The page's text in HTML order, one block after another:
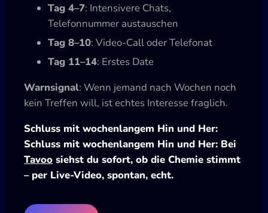
Tag 4–7: Intensivere Chats,
Telefonnummer austauschen
Tag 8–10: Video-Call oder Telefonat
Tag 11–14: Erstes Date
Warnsignal: Wenn jemand nach Wochen noch
kein Treffen will, ist echtes Interesse fraglich.
Schluss mit wochenlangem Hin und Her:
Schluss mit wochenlangem Hin und Her: Bei
Tavoo siehst du sofort, ob die Chemie stimmt
– per Live-Video, spontan, echt.